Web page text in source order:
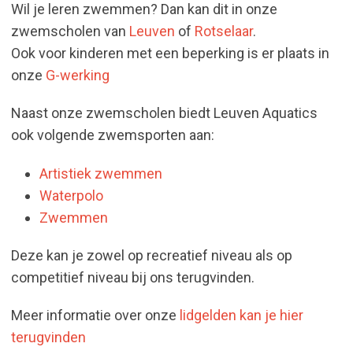
Wil je leren zwemmen? Dan kan dit in onze
zwemscholen van Leuven of Rotselaar.
Ook voor kinderen met een beperking is er plaats in
onze G-werking
Naast onze zwemscholen biedt Leuven Aquatics
ook volgende zwemsporten aan:
Artistiek zwemmen
Waterpolo
Zwemmen
Deze kan je zowel op recreatief niveau als op
competitief niveau bij ons terugvinden.
Meer informatie over onze lidgelden kan je hier
terugvinden